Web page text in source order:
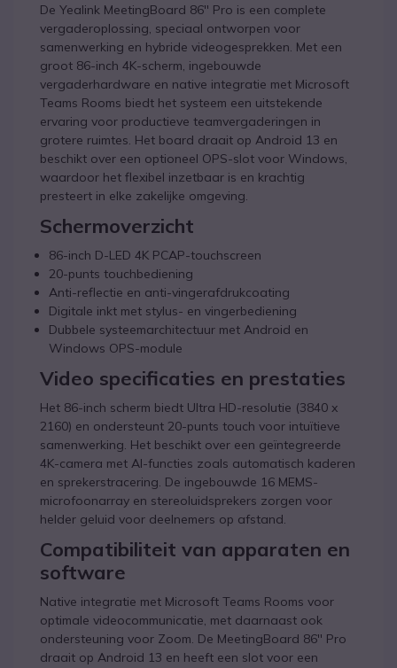
De Yealink MeetingBoard 86'' Pro is een complete
vergaderoplossing, speciaal ontworpen voor
samenwerking en hybride videogesprekken. Met een
groot 86-inch 4K-scherm, ingebouwde
vergaderhardware en native integratie met Microsoft
Teams Rooms biedt het systeem een uitstekende
ervaring voor productieve teamvergaderingen in
grotere ruimtes. Het board draait op Android 13 en
beschikt over een optioneel OPS-slot voor Windows,
waardoor het flexibel inzetbaar is en krachtig
presteert in elke zakelijke omgeving.
Schermoverzicht
86-inch D-LED 4K PCAP-touchscreen
20-punts touchbediening
Anti-reflectie en anti-vingerafdrukcoating
Digitale inkt met stylus- en vingerbediening
Dubbele systeemarchitectuur met Android en
Windows OPS-module
Video specificaties en prestaties
Het 86-inch scherm biedt Ultra HD-resolutie (3840 x
2160) en ondersteunt 20-punts touch voor intuïtieve
samenwerking. Het beschikt over een geïntegreerde
4K-camera met AI-functies zoals automatisch kaderen
en sprekerstracering. De ingebouwde 16 MEMS-
microfoonarray en stereoluidsprekers zorgen voor
helder geluid voor deelnemers op afstand.
Compatibiliteit van apparaten en
software
Native integratie met Microsoft Teams Rooms voor
optimale videocommunicatie, met daarnaast ook
ondersteuning voor Zoom. De MeetingBoard 86'' Pro
draait op Android 13 en heeft een slot voor een